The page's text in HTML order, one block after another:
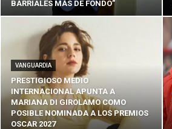
BARRIALES MÁS DE FONDO”
VANGUARDIA
PRESTIGIOSO MEDIO
INTERNACIONAL APUNTA A
MARIANA DI GIROLAMO COMO
POSIBLE NOMINADA A LOS PREMIOS
OSCAR 2027